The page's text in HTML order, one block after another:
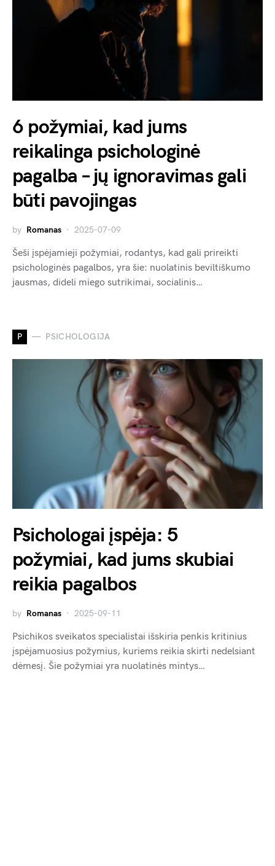
6 požymiai, kad jums
reikalinga psichologinė
pagalba – jų ignoravimas gali
būti pavojingas
by Romanas 2025-07-09
Šeši įspėjamieji požymiai, rodantys, kad gali prireikti
psichologinės pagalbos, yra šie: nuolatinis beviltiškumo
jausmas, dideli miego sutrikimai, socialinis…
P PSICHOLOGIJA
Psichologai įspėja: 5
požymiai, kad jums skubiai
reikia pagalbos
by Romanas 2025-09-11
Psichikos sveikatos specialistai išskiria penkis kritinius
įspėjamuosius požymius, kuriems reikia skirti nedelsiant
dėmesį. Šie požymiai yra nuolatinės mintys…